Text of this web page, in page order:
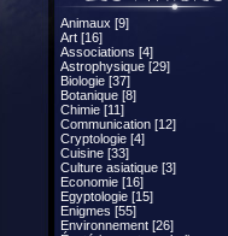
Animaux [9]
Art [16]
Associations [4]
Astrophysique [29]
Biologie [37]
Botanique [8]
Chimie [11]
Communication [12]
Cryptologie [4]
Cuisine [33]
Culture asiatique [3]
Economie [16]
Egyptologie [15]
Enigmes [55]
Environnement [26]